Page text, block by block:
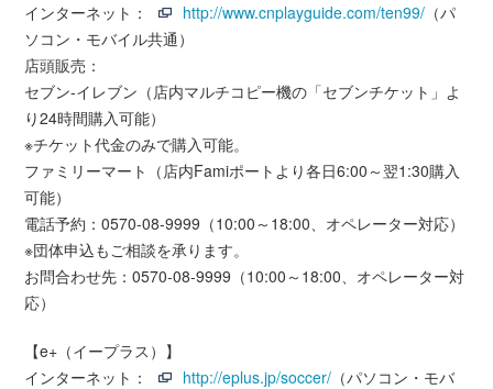
インターネット：
http://www.cnplayguide.com/ten99/ （パ
ソコン・モバイル共通）
店頭販売：
セブン-イレブン（店内マルチコピー機の「セブンチケット」よ
り24時間購入可能）
※チケット代金のみで購入可能。
ファミリーマート（店内Famiポートより各日6:00～翌1:30購入
可能）
電話予約：0570-08-9999（10:00～18:00、オペレーター対応）
※団体申込もご相談を承ります。
お問合わせ先：0570-08-9999（10:00～18:00、オペレーター対
応）
【e+（イープラス）】
インターネット：
http://eplus.jp/soccer/ （パソコン・モバ